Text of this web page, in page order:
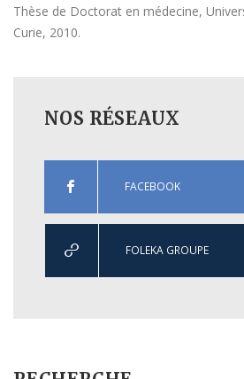
Thèse de Doctorat en médecine,
Curie, 2010.
NOS RÉSEAUX
FACEBOOK
FOLEKA GROUPE